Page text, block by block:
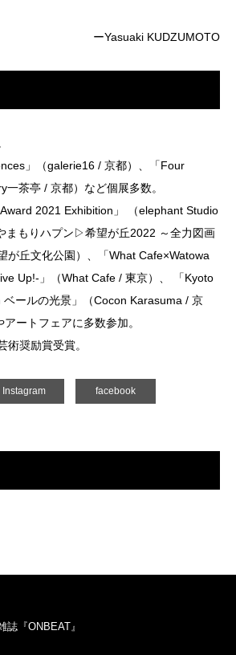
ーYasuaki KUDZUMOTO
」（galerie16 / 京都）、「Four
茶亭 / 京都）など個展多数。
2021 Exhibition」 （elephant Studio
まもりハプン▷希望が丘2022 ～全力図画
が丘文化公園）、「What Cafe×Watowa
Up!-」（What Cafe / 東京）、 「Kyoto
ールの光景」（Cocon Karasuma / 京
ートフェアに多数参加。
術奨励賞受賞。
Instagram facebook
『ONBEAT』